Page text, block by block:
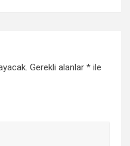
Gerekli alanlar * ile